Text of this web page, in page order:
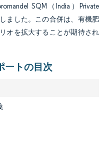
SQM（India）Private
ました。この合併は、有機肥
オを拡大することが期待され
ートの目次